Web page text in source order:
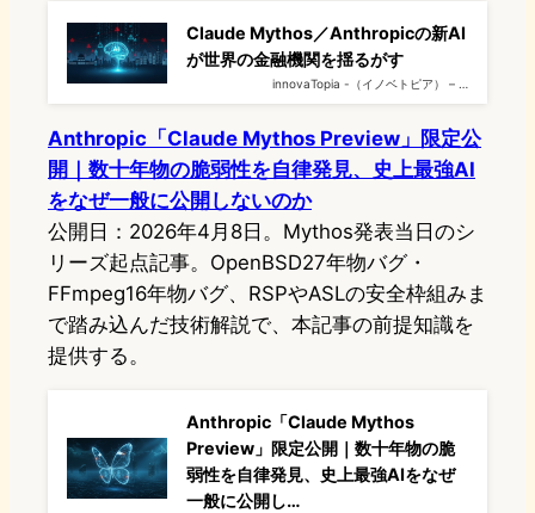
Claude Mythos／Anthropicの新AI
が世界の金融機関を揺るがす
innovaTopia -（イノベトピア） – …
Anthropic「Claude Mythos Preview」限定公
開｜数十年物の脆弱性を自律発見、史上最強AI
をなぜ一般に公開しないのか
公開日：2026年4月8日。Mythos発表当日のシ
リーズ起点記事。OpenBSD27年物バグ・
FFmpeg16年物バグ、RSPやASLの安全枠組みま
で踏み込んだ技術解説で、本記事の前提知識を
提供する。
Anthropic「Claude Mythos
Preview」限定公開｜数十年物の脆
弱性を自律発見、史上最強AIをなぜ
一般に公開し…